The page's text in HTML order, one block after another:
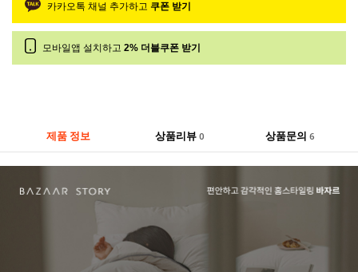
카카오톡 채널 추가하고 쿠폰 받기
모바일앱 설치하고 2% 더블쿠폰 받기
제품 정보 상품리뷰 0 상품문의6